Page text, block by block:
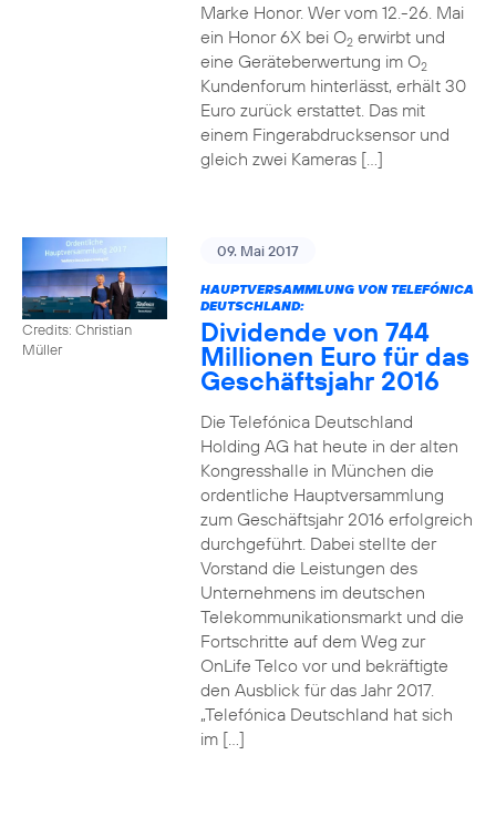
Marke Honor. Wer vom 12.-26. Mai
ein Honor 6X bei O2erwirbt und
eine Geräteberwertung im O2
Kundenforum hinterlässt, erhält 30
Euro zurück erstattet. Das mit
einem Fingerabdrucksensor und
gleich zwei Kameras […]
Credits: Christian
Müller
09. Mai 2017
HAUPTVERSAMMLUNG VON TELEFÓNICA
DEUTSCHLAND:
Dividende von 744
Millionen Euro für das
Geschäftsjahr 2016
Die Telefónica Deutschland
Holding AG hat heute in der alten
Kongresshalle in München die
ordentliche Hauptversammlung
zum Geschäftsjahr 2016 erfolgreich
durchgeführt. Dabei stellte der
Vorstand die Leistungen des
Unternehmens im deutschen
Telekommunikationsmarkt und die
Fortschritte auf dem Weg zur
OnLife Telco vor und bekräftigte
den Ausblick für das Jahr 2017.
„Telefónica Deutschland hat sich
im […]